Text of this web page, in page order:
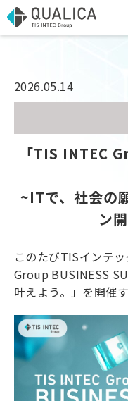
導入事例
コラム
お知らせ
2026.05.14
「TIS INTEC
~ITで、社会の
ン
このたびTISインテ
Group BUSINESS
叶えよう。」を開催